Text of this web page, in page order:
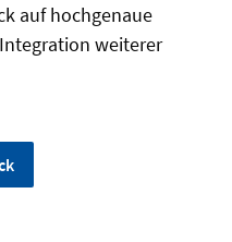
auf hochgenaue
weiterer